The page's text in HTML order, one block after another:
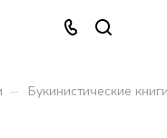
– Букинистические